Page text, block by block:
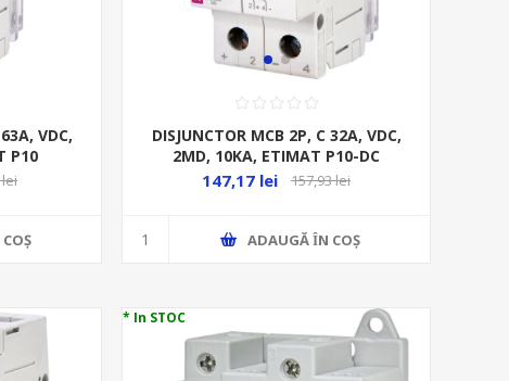
VDC,
P10
lei
DISJUNCTOR MCB 2P, C 32A, VDC,
2MD, 10KA, ETIMAT P10-DC
147,17 lei 157,93 lei
ADAUGĂ ȊN COŞ
* In STOC